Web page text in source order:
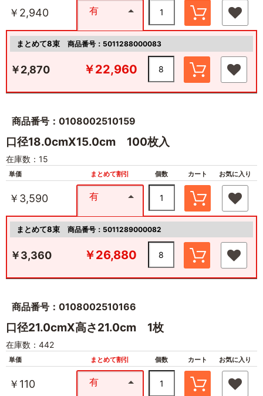
￥2,940 有
まとめて8束 商品番号：5011288000083
￥2,870 ￥22,960
商品番号：0108002510159
口径18.0cmX15.0cm 100枚入
在庫数：15
単価 まとめて割引 個数 カート お気に入り
￥3,590 有
まとめて8束 商品番号：5011289000082
￥3,360 ￥26,880
商品番号：0108002510166
口径21.0cmX高さ21.0cm 1枚
在庫数：442
単価 まとめて割引 個数 カート お気に入り
￥110 有